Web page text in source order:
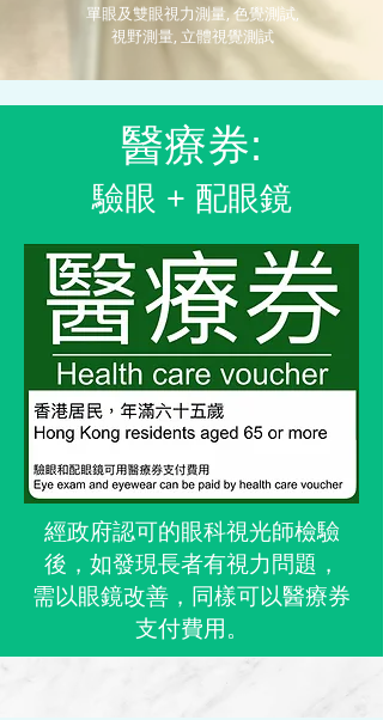
單眼及雙眼視力測量, 色覺測試,
視野測量, 立體視覺測試
醫療券:
驗眼 + 配眼鏡
經政府認可的眼科視光師檢驗
後，如發現長者有視力問題，
需以眼鏡改善，同樣可以醫療券
支付費用。